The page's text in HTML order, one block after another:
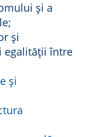
şi a
și
egalității între
și